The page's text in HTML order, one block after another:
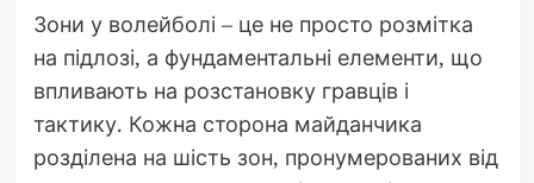
Зони у волейболі – це не просто розмітка
на підлозі, а фундаментальні елементи, що
впливають на розстановку гравців і
тактику. Кожна сторона майданчика
розділена на шість зон, пронумерованих від